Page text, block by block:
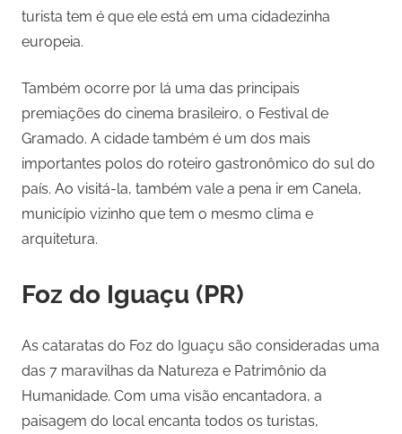
turista tem é que ele está em uma cidadezinha
europeia.
Também ocorre por lá uma das principais
premiações do cinema brasileiro, o Festival de
Gramado. A cidade também é um dos mais
importantes polos do roteiro gastronômico do sul do
país. Ao visitá-la, também vale a pena ir em Canela,
município vizinho que tem o mesmo clima e
arquitetura.
Foz do Iguaçu (PR)
As cataratas do Foz do Iguaçu são consideradas uma
das 7 maravilhas da Natureza e Patrimônio da
Humanidade. Com uma visão encantadora, a
paisagem do local encanta todos os turistas,